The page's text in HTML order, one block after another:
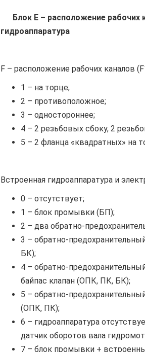
Блок Е – расположение рабочих
гидроаппаратура
F – расположение рабочих каналов
1 – на торце;
2 – противоположное;
3 – одностороннее;
4 – 2 резьбовых сбоку, 2
5 – 2 фланца «квадратных» на
Встроенная гидроаппаратура и
0 – отсутствует;
1 – блок промывки (БП);
2 – два обратно-
3 – обратно-
БК);
4 – обратно-
байпас клапан (ОПК, ПК, БК);
5 – обратно-
(ОПК, ПК);
6 – гидроаппаратура
датчик оборотов вала
7 – блок промывки +